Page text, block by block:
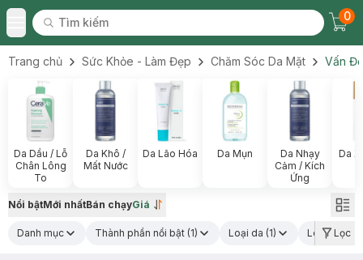
Toggle Menu
Tìm kiếm
Tìm kiếm
0
Trang chủ Sức Khỏe - Làm Đẹp Chăm Sóc Da Mặt Vấn
Da Dầu / Lỗ
Chân Lông
To
Da Khô /
Mất Nước
Da Lão Hóa Da Mụn
Da Nhạy
Cảm / Kích
Ứng
Da
Nổi bậtMới nhấtBán chạyGiá
Danh mục Thành phần nổi bật (1) Loại da (1) Loại sản
Lọc